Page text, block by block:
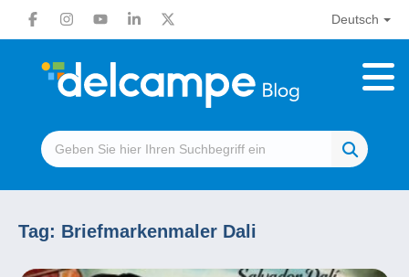
Deutsch
Tag: Briefmarkenmaler Dali